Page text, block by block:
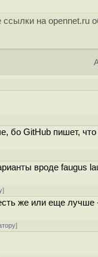
ссылки на opennet.ru
бо GitHub пишет,
вроде faugus
]
же или еще лучше
]